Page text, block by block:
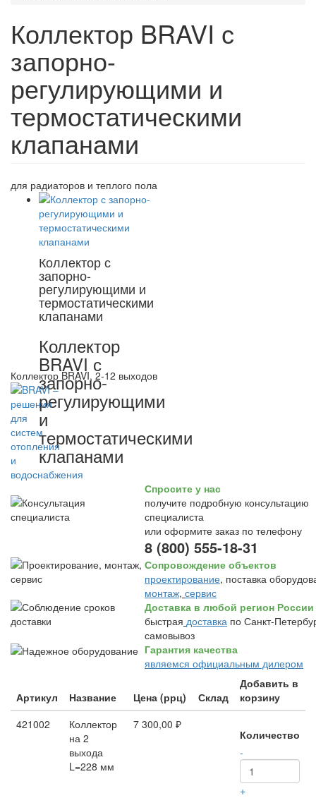
Коллектор BRAVI с
запорно-
регулирующими и
термостатическими
клапанами
для радиаторов и теплого пола
Коллектор с
запорно-
регулирующими и
термостатическими
клапанами
Коллектор
BRAVI с
запорно-
регулирующими
и
термостатическими
клапанами
Коллектор BRAVI, 2-12 выходов
Спросите у нас
получите подробную консультацию
специалиста
или оформите заказ по телефону
8 (800) 555-18-31
Сопровождение объектов
проектирование, поставка
монтаж, сервис
Доставка в любой регион России
быстрая доставка по Санкт-
самовывоз
Гарантия качества
являемся официальным дилером
Артикул Название Цена (ррц) Склад
Добавить в
корзину
421002
Коллектор
на 2
выхода
L=228 мм
7 300,00 ₽
Количество
-
+